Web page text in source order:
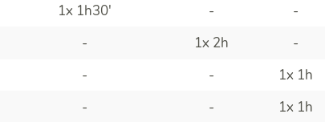
1x 1h30' -
-
- 1x 2h
-
- -
1x 1h
- -
1x 1h